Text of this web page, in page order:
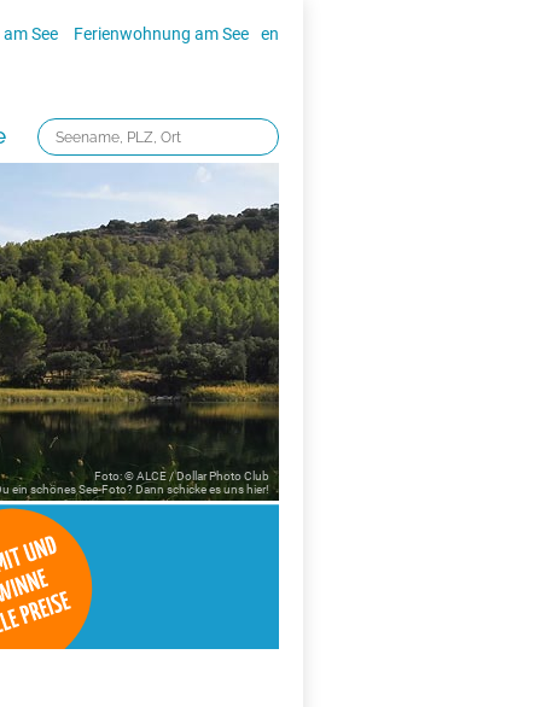
See Ferienwohnung am See en
Foto: © ALCE / Dollar Photo Club
ein schönes See-Foto? Dann schicke es uns hier!